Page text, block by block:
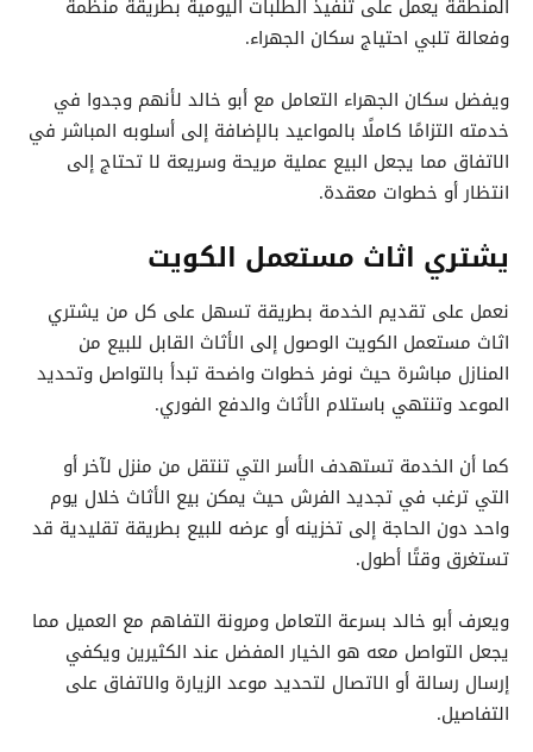
المنطقة يعمل على تنفيذ الطلبات اليومية بطريقة منظمة
وفعالة تلبي احتياج سكان الجهراء.
ويفضل سكان الجهراء التعامل مع أبو خالد لأنهم وجدوا في
خدمته التزامًا كاملًا بالمواعيد بالإضافة إلى أسلوبه المباشر في
الاتفاق مما يجعل البيع عملية مريحة وسريعة لا تحتاج إلى
انتظار أو خطوات معقدة.
يشتري اثاث مستعمل الكويت
نعمل على تقديم الخدمة بطريقة تسهل على كل من يشتري
اثاث مستعمل الكويت الوصول إلى الأثاث القابل للبيع من
المنازل مباشرة حيث نوفر خطوات واضحة تبدأ بالتواصل وتحديد
الموعد وتنتهي باستلام الأثاث والدفع الفوري.
كما أن الخدمة تستهدف الأسر التي تنتقل من منزل لآخر أو
التي ترغب في تجديد الفرش حيث يمكن بيع الأثاث خلال يوم
واحد دون الحاجة إلى تخزينه أو عرضه للبيع بطريقة تقليدية قد
تستغرق وقتًا أطول.
ويعرف أبو خالد بسرعة التعامل ومرونة التفاهم مع العميل مما
يجعل التواصل معه هو الخيار المفضل عند الكثيرين ويكفي
إرسال رسالة أو الاتصال لتحديد موعد الزيارة والاتفاق على
التفاصيل.